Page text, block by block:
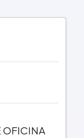
OFICINA